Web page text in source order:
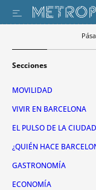
Secciones
MOVILIDAD
VIVIR EN BARCELONA
EL PULSO DE LA CIUDAD
¿QUIÉN HACE
GASTRONOMÍA
ECONOMÍA